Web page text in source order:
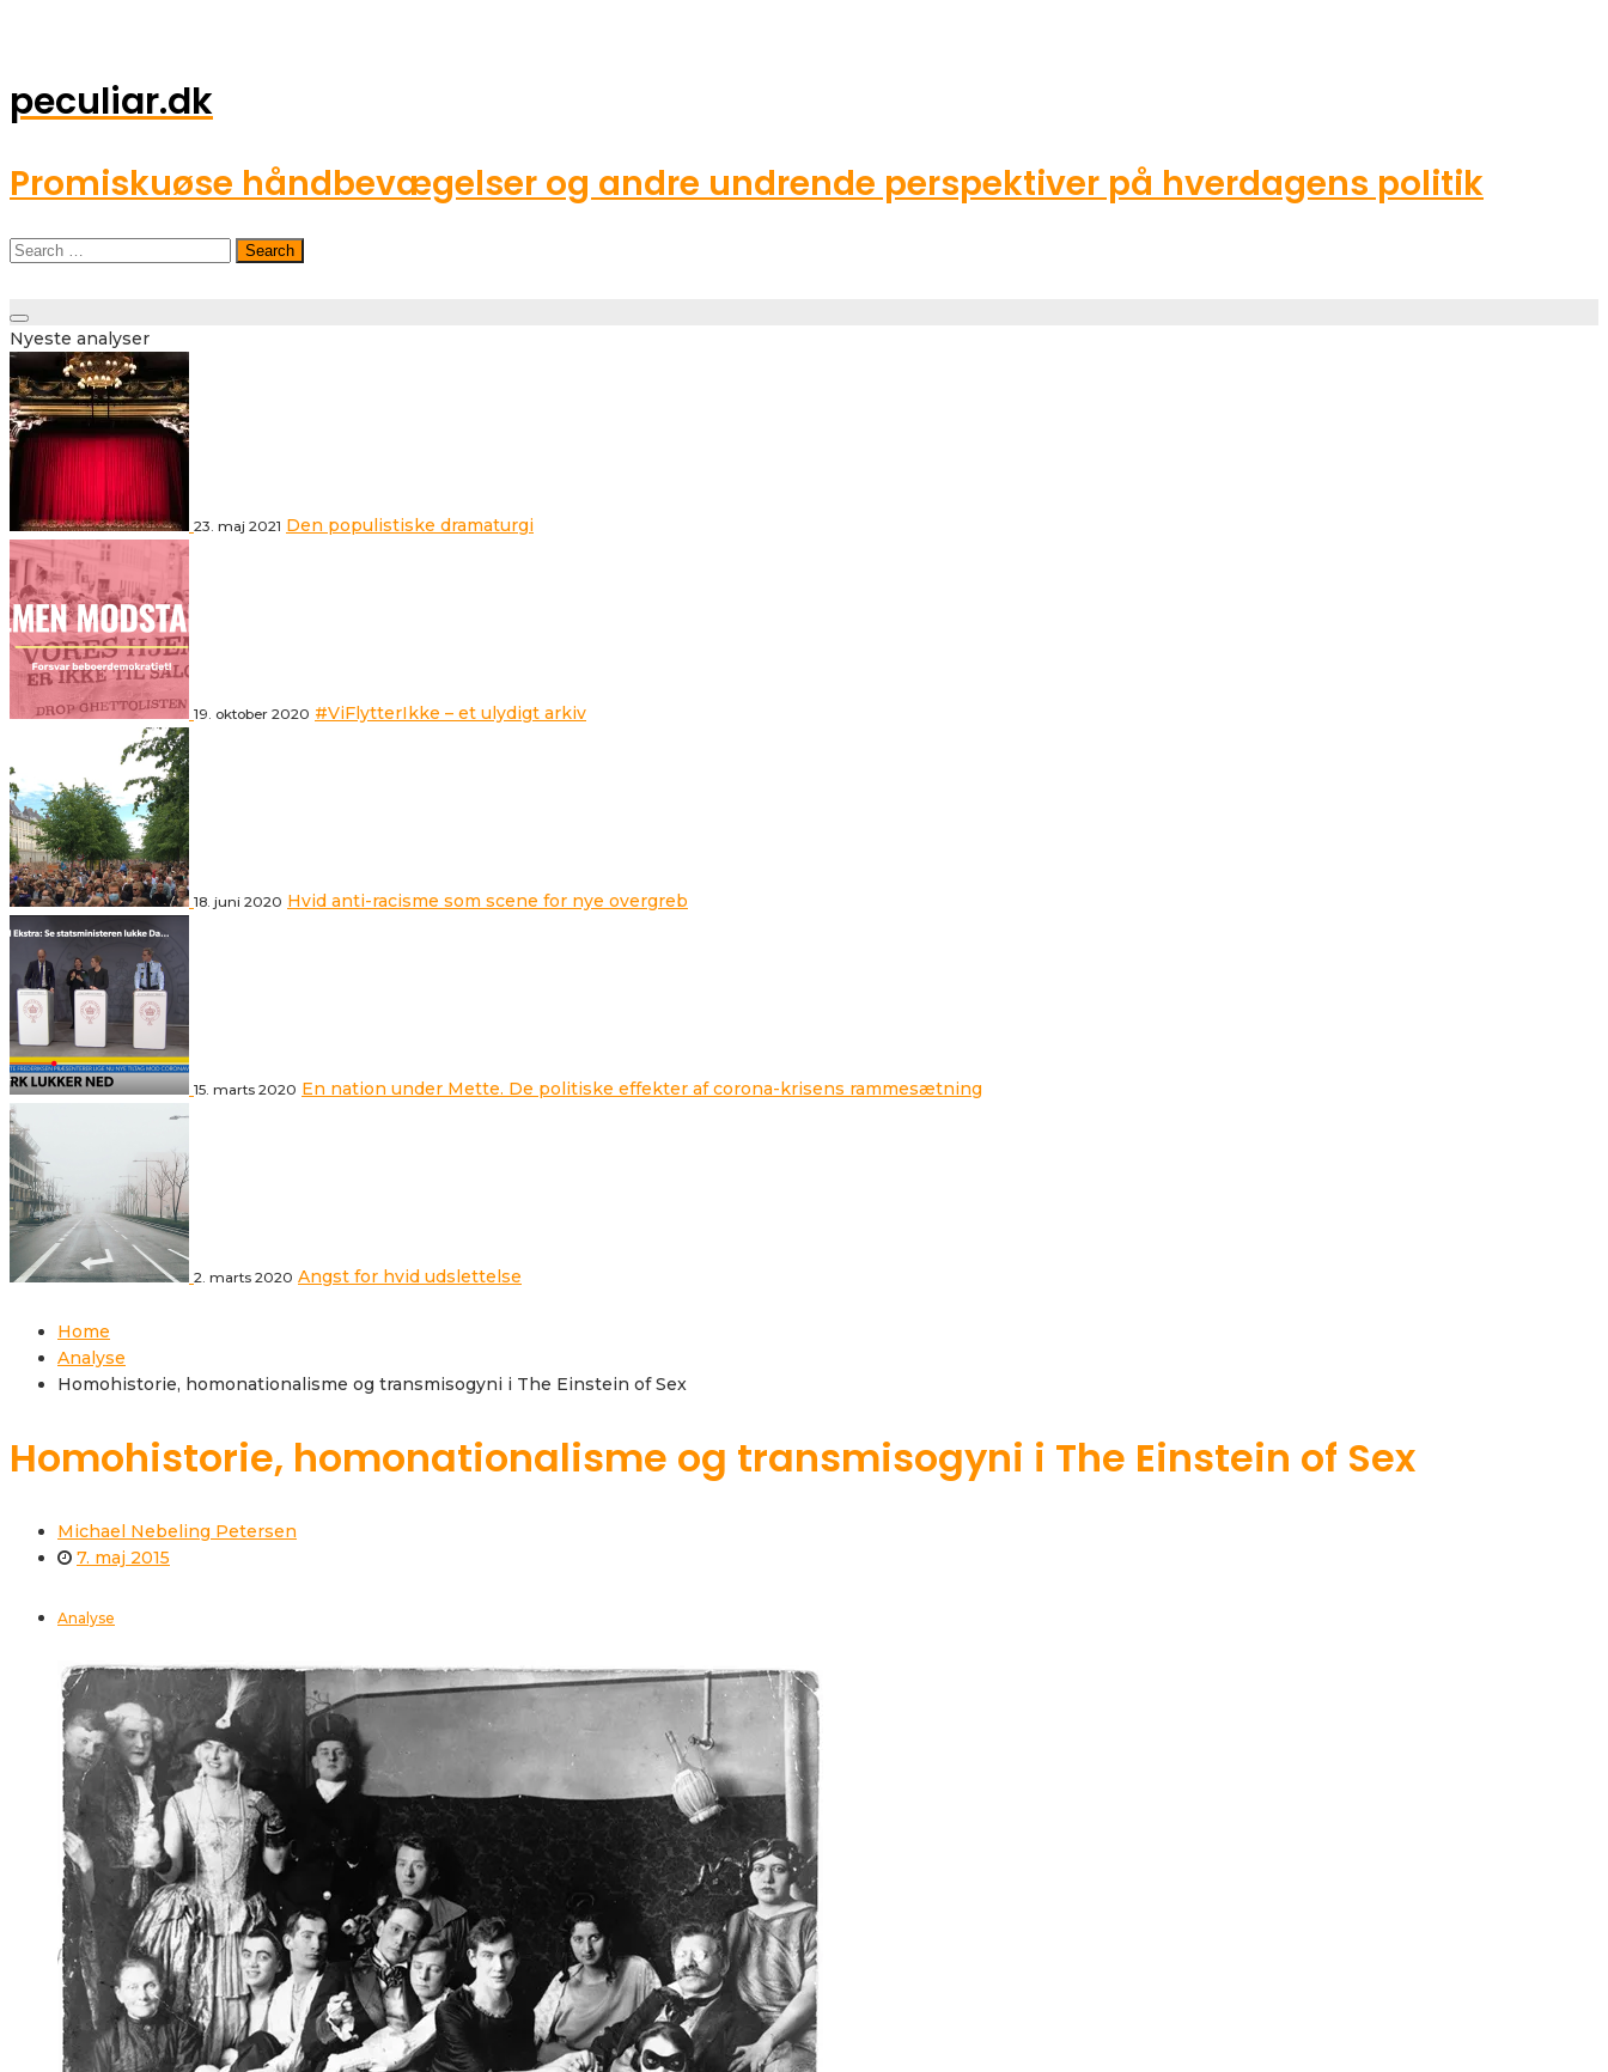
peculiar.dk
Promiskuøse håndbevægelser og andre undrende perspektiver på hverdagens politik
Search
Toggle
navigation
Nyeste analyser
23. maj 2021 Den populistiske dramaturgi
19. oktober 2020 #ViFlytterIkke – et ulydigt arkiv
18. juni 2020 Hvid anti-racisme som scene for nye overgreb
15. marts 2020 En nation under Mette. De politiske effekter af corona-krisens rammesætning
2. marts 2020 Angst for hvid udslettelse
Home
Analyse
Homohistorie, homonationalisme og transmisogyni i The Einstein of Sex
Homohistorie, homonationalisme og transmisogyni i The Einstein of Sex
Michael Nebeling Petersen
7. maj 2015
Analyse